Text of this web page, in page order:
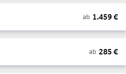
ab 1.459€
ab 285 €